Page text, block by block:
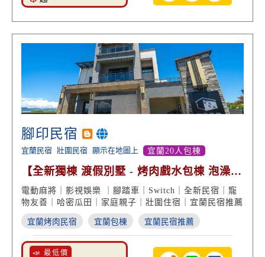
腳印民宿
宜蘭民宿 壯圍民宿 顯示在地圖上 宜蘭20人包棟
【全新獨棟 渡假別墅 - 烤肉戲水包棟 泡澡賞
景 哈密瓜田】
電動麻將｜影視娛樂 ｜腳踏車｜Switch｜全新民宿｜寵
物友善｜哈密瓜田｜家庭親子｜壯圍住宿｜宜蘭民宿推薦
宜蘭烤肉民宿 宜蘭包棟 宜蘭民宿推薦
📣 最低價